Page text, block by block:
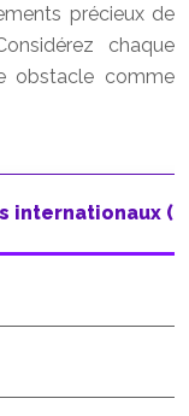
précieux de
chaque
obstacle comme
internationaux